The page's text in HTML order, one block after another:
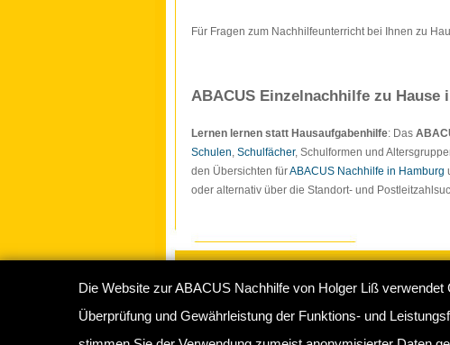
Für Fragen zum Nachhilfeunterricht bei Ihnen zu
ABACUS Einzelnachhilfe zu
Lernen lernen statt Hausaufgabenhilfe: Das
Schulen, Schulfächer, Schulformen und
den Übersichten fürABACUS Nachhilfe in Hamburg
oder alternativ über die Standort- und
Copyright © 2009-2026ABACUS Nachhilfe
Abacus Nachhilfeinstitut Hamburg, Sperberkamp 16
Die Website zur ABACUS Nachhilfe von Holger Liß
Überprüfung und Gewährleistung der Funktions- und